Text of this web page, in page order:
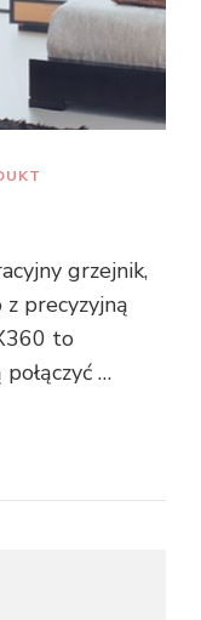
grzejnik,
precyzyjną
to
…